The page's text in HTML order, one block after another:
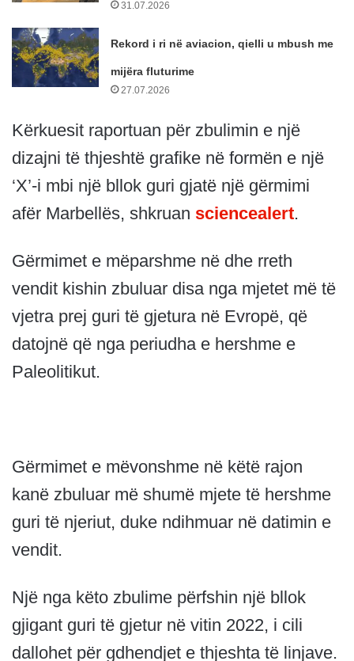
31.07.2026
Rekord i ri në aviacion, qielli u mbush me
mijëra fluturime
27.07.2026
Kërkuesit raportuan për zbulimin e një
dizajni të thjeshtë grafike në formën e një
‘X’-i mbi një bllok guri gjatë një gërmimi
afër Marbellës, shkruan sciencealert.
Gërmimet e mëparshme në dhe rreth
vendit kishin zbuluar disa nga mjetet më të
vjetra prej guri të gjetura në Evropë, që
datojnë që nga periudha e hershme e
Paleolitikut.
Gërmimet e mëvonshme në këtë rajon
kanë zbuluar më shumë mjete të hershme
guri të njeriut, duke ndihmuar në datimin e
vendit.
Një nga këto zbulime përfshin një bllok
gjigant guri të gjetur në vitin 2022, i cili
dallohet për gdhendjet e thjeshta të linjave.